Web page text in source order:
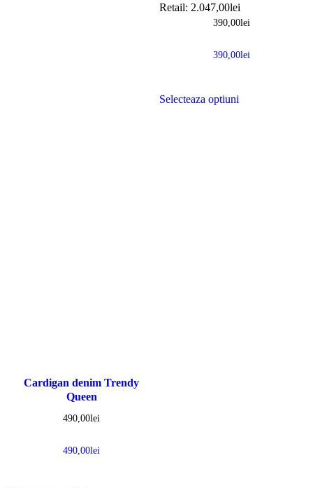
Retail: 2.047,00lei
390,00lei
390,00lei
Selecteaza optiuni
Cardigan denim Trendy
Queen
490,00lei
490,00lei